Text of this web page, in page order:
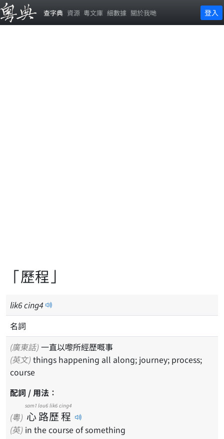
查字典 資源 粵文庫 細數據 關於我哋 登入
「歷程」
lik6cing4
名詞
(廣東話) 一直以嚟所經歷嘅事
(英文)
course
配詞 / 用法：
(粵) 心
sam1
路
lou6
歷
lik6
程
cing4
(英) in the course of something